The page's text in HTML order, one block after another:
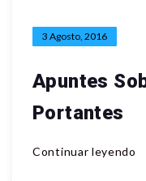
3 Agosto, 2016
Apuntes
Portantes
Continuar leyendo